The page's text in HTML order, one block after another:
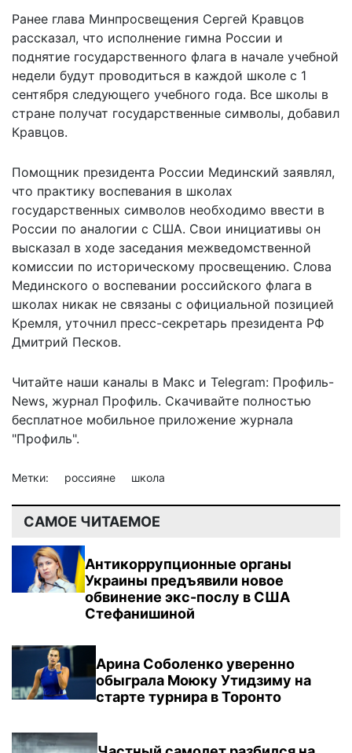
Ранее глава Минпросвещения Сергей Кравцов
рассказал, что исполнение гимна России и
поднятие государственного флага в начале учебной
недели будут проводиться в каждой школе с 1
сентября следующего учебного года. Все школы в
стране получат государственные символы, добавил
Кравцов.
Помощник президента России Мединский заявлял,
что практику воспевания в школах
государственных символов необходимо ввести в
России по аналогии с США. Свои инициативы он
высказал в ходе заседания межведомственной
комиссии по историческому просвещению. Слова
Мединского о воспевании российского флага в
школах никак не связаны с официальной позицией
Кремля, уточнил пресс-секретарь президента РФ
Дмитрий Песков.
Читайте наши каналы в Макс и Telegram: Профиль-
News, журнал Профиль. Скачивайте полностью
бесплатное мобильное приложение журнала
"Профиль".
Метки: россияне школа
САМОЕ ЧИТАЕМОЕ
Антикоррупционные органы
Украины предъявили новое
обвинение экс-послу в США
Стефанишиной
Арина Соболенко уверенно
обыграла Моюку Утидзиму на
старте турнира в Торонто